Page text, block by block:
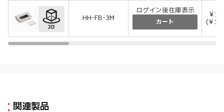
HH-FB-3M
ログイン後在庫表示
カート
￥
(￥
関連製品